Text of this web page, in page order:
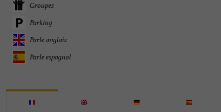
Groupes
Parking
Parle anglais
Parle espagnol